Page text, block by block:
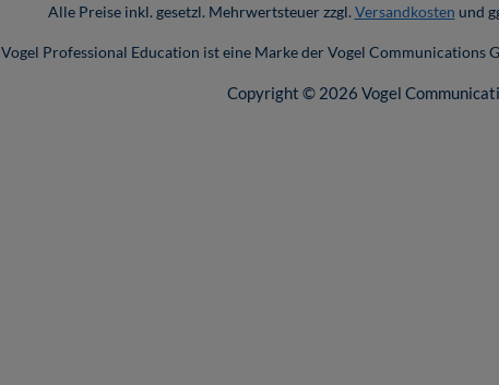
Alle Preise inkl. gesetzl. Mehrwertsteuer zzgl. Versandkosten und
Vogel Professional Education ist eine Marke der Vogel Communications
Copyright © 2026 Vogel